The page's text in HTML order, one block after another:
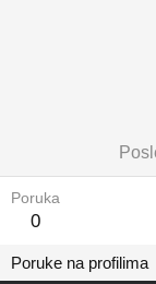
Poruka
0
Poruke na profilima